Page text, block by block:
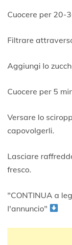
Cuocere per 20-
Filtrare
Aggiungi lo
Cuocere per 5
Versare lo
capovolgerli.
Lasciare
fresco.
"CONTINUA a
l'annuncio"